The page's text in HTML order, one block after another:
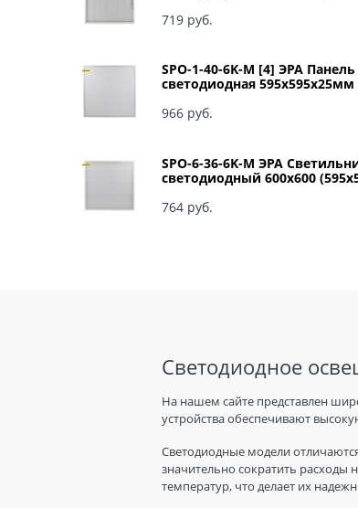
Призма Б0039057
719 руб.
SPO-1-40-6K-M [4] ЭРА Панель
светодиодная 595x595x25мм
966 руб.
SPO-6-36-6K-M ЭРА
светодиодный 600х600
Матовый Б0039318
764 руб.
Светодиодное
На нашем сайте представлен
устройства обеспечивают
Светодиодные модели
значительно сократить расходы
температур, что делает их